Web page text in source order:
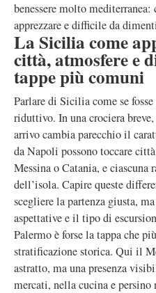
benessere molto
apprezzare e difficile da
La Sicilia come
città, atmosfere e
tappe più comuni
Parlare di Sicilia come se fosse
riduttivo. In una crociera
arrivo cambia parecchio il
da Napoli possono toccare
Messina o Catania, e
dell’isola. Capire queste
scegliere la partenza giusta,
aspettative e il tipo di
Palermo è forse la tappa che
stratificazione storica. Qui il
astratto, ma una presenza
mercati, nella cucina e